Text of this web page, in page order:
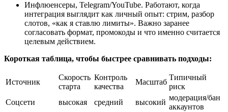
Инфлюенсеры, Telegram/YouTube. Работают, когда
интеграция выглядит как личный опыт: стрим, разбор
слотов, «как я ставлю лимиты». Важно заранее
согласовать формат, промокоды и что именно считается
целевым действием.
Короткая таблица, чтобы быстрее сравнивать подходы:
Источник
Скорость
старта
Контроль
качества
Масштаб
Типичный
риск
Соцсети
высокая средний высокий
модерация/бан
аккаунтов